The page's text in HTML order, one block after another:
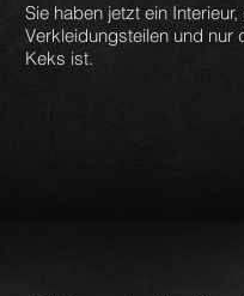
Sie haben jetzt ein
Verkleidungsteilen und nur
Keks ist.